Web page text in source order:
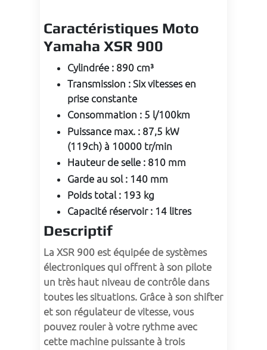
Caractéristiques Moto
Yamaha XSR 900
Cylindrée : 890 cm³
Transmission :Six vitesses en
prise constante
Consommation : 5 l/100km
Puissance max. : 87,5 kW
(119ch) à 10000 tr/min
Hauteur de selle : 810 mm
Garde au sol : 140 mm
Poids total : 193 kg
Capacité réservoir : 14 litres
Descriptif
La XSR 900 est équipée de systèmes
électroniques qui offrent à son pilote
un très haut niveau de contrôle dans
toutes les situations. Grâce à son shifter
et son régulateur de vitesse, vous
pouvez rouler à votre rythme avec
cette machine puissante à trois